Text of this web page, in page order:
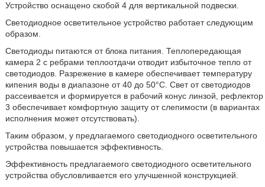
Устройство оснащено скобой 4 для вертикальной подвески.
Светодиодное осветительное устройство работает следующим
образом.
Светодиоды питаются от блока питания. Теплопередающая
камера 2 с ребрами теплоотдачи отводит избыточное тепло от
светодиодов. Разрежение в камере обеспечивает температуру
кипения воды в диапазоне от 40 до 50°C. Свет от светодиодов
рассеивается и формируется в рабочий конус линзой, рефлектор
3 обеспечивает комфортную защиту от слепимости (в вариантах
исполнения может отсутствовать).
Таким образом, у предлагаемого светодиодного осветительного
устройства повышается эффективность.
Эффективность предлагаемого светодиодного осветительного
устройства обусловливается его улучшенной конструкцией.